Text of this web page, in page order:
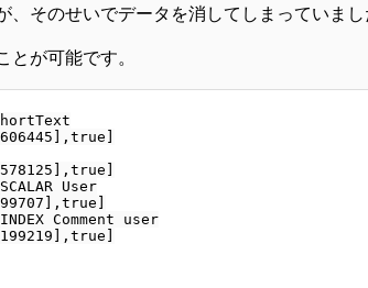
そのせいでデータを消してしまっていまし
が可能です。
User
Comment user